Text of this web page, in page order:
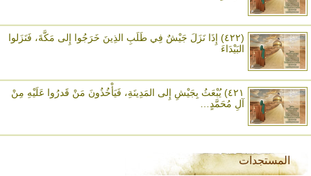
(٤٢٢) إِذَا نَزَلَ جَيْشٌ فِي طَلَبِ الذِينَ خَرَجُوا إِلى مَكَّةَ، فَنَزَلوا
البَيْدَاءَ
٤٢١) يُبْعَثُ بِجَيْشِ إِلى المَدِينَةِ، فَيَأْخُذُونَ مَنْ قَدرُوا عَلَيْهِ مِنْ
آلِ مُحَمَّدٍ…
المستجدات